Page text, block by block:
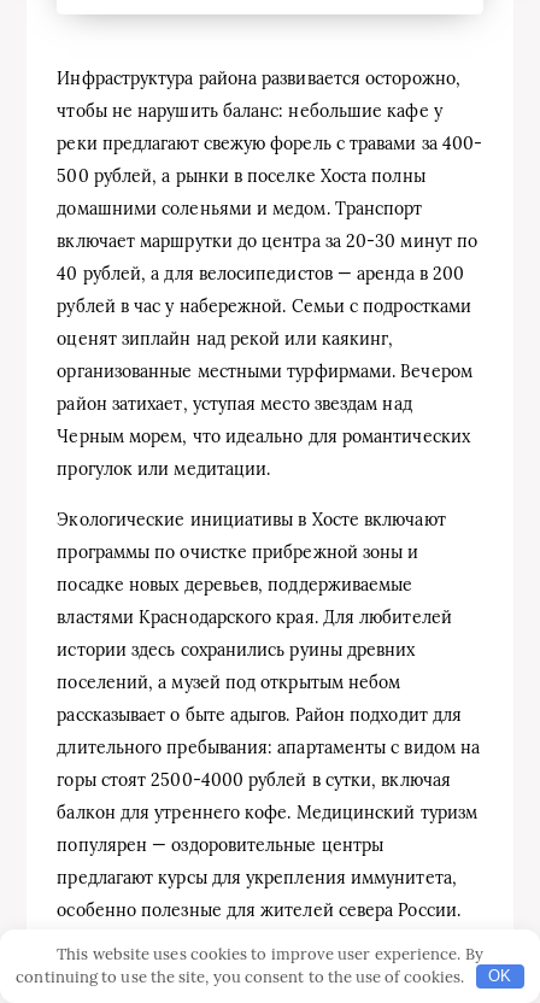
Инфраструктура района развивается осторожно,
чтобы не нарушить баланс: небольшие кафе у
реки предлагают свежую форель с травами за 400-
500 рублей, а рынки в поселке Хоста полны
домашними соленьями и медом. Транспорт
включает маршрутки до центра за 20-30 минут по
40 рублей, а для велосипедистов — аренда в 200
рублей в час у набережной. Семьи с подростками
оценят зиплайн над рекой или каякинг,
организованные местными турфирмами. Вечером
район затихает, уступая место звездам над
Черным морем, что идеально для романтических
прогулок или медитации.
Экологические инициативы в Хосте включают
программы по очистке прибрежной зоны и
посадке новых деревьев, поддерживаемые
властями Краснодарского края. Для любителей
истории здесь сохранились руины древних
поселений, а музей под открытым небом
рассказывает о быте адыгов. Район подходит для
длительного пребывания: апартаменты с видом на
горы стоят 2500-4000 рублей в сутки, включая
балкон для утреннего кофе. Медицинский туризм
популярен — оздоровительные центры
предлагают курсы для укрепления иммунитета,
особенно полезные для жителей севера России.
Адлерский
Хостинский
Центральный
This website uses cookies to improve user experience. By
continuing to use the site, you consent to the use of cookies.
OK